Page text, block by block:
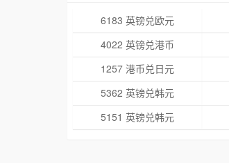
6183 英镑兑欧元
4022 英镑兑港币
1257 港币兑日元
5362 英镑兑韩元
5151 英镑兑韩元